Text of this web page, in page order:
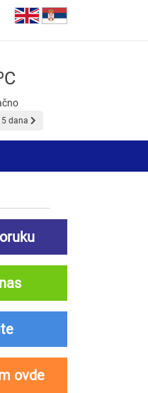
dana
ovde